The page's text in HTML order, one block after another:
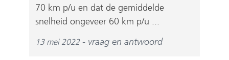
70 km p/u en dat de gemiddelde
snelheid ongeveer 60 km p/u ...
13 mei 2022 vraag en antwoord